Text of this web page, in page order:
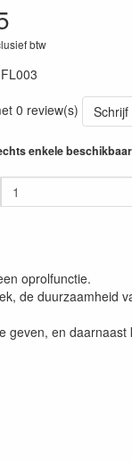
btw
FL003
0 review(s)
enkele
oprolfunctie.
de duurzaamheid
geven, en